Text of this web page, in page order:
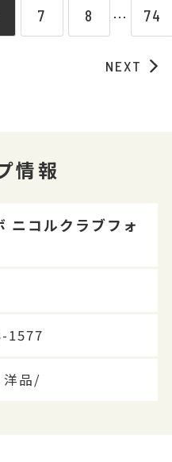
7 8 ⋯ 74
NEXT
情報
ニコルクラブフォ
1577
洋品/